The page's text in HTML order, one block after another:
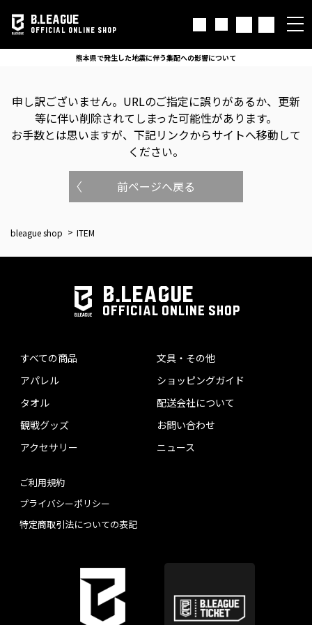
B.LEAGUE
OFFICIAL ONLINE SHOP
熊本県で発生した地震に伴う集配への影響について
申し訳ございません。 URLのご指定に誤りがあるか、更新
等に伴い削除されてしまった可能性があります。
お手数とは思いますが、下記リンクからサイトへ移動して
ください。
前ページへ戻る
bleague shop ITEM
B.LEAGUE
OFFICIAL ONLINE SHOP
すべての商品
アパレル
タオル
観戦グッズ
アクセサリー
文具・その他
ショッピングガイド
配送会社について
お問い合わせ
ニュース
ご利用規約
プライバシーポリシー
特定商取引法についての表記